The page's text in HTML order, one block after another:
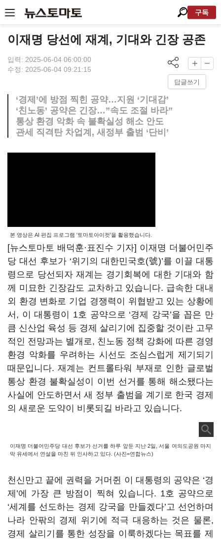
구독
이재명 당선에 재계, 기대와 긴장 공존
입력: 2025-06-04 06:00:00
수정: 2025-06-04 09:21:15
답글쓰기
‘경제’에 방점 찍힌 공약…지원 ‘기대감’
‘친노동’ 공약은 긴장…”속도 조절 바라”
통상 환경 악화 속 불확실성 해소 안도
관세 직격탄 차업계, 새정부 출범 ‘단비’
본 영상은 AI 편집 프로그램 '토마토아이컷'을 활용했습니다.
[뉴스토마토 배덕훈·표진수 기자] 이재명 더불어민주
당 대선 후보가 ‘위기의 대한민국호(號)’를 이끌 대통
령으로 당선되자 재계는 경기회복에 대한 기대와 함
께 미묘한 긴장감도 교차하고 있습니다. 급속한 대내
외 환경 변화로 기업 경쟁력이 위협받고 있는 상황에
서, 이 대통령이 1호 공약으로 ‘경제 강국’을 꼽은 만
큼 신산업 육성 등 경제 살리기에 집중할 것이란 고무
적인 전망과는 별개로, 친노동 정책 강화에 따른 경영
환경 악화를 우려하는 시선도 조심스럽게 제기되기
때문입니다. 재계는 컨트롤타워 부재로 인한 글로벌
통상 환경 불확실성이 이번 선거를 통해 해소됐다는
사실에 안도하면서 새 정부 출범을 계기로 한국 경제
의 새로운 도약이 비롯되길 바라고 있습니다.
이재명 더불어민주당 대선 후보가 선거를 하루 앞둔 지난 2일, 서울 여의도공원 마지
막 유세에서 연설을 마친 뒤 인사하고 있다. (사진=연합뉴스)
천신만고 끝에 권력을 거머쥔 이 대통령의 공약은 ‘경
제 ’에 가장 큰 방점이 찍혀 있습니 다. 1호 공약으로
‘세계를 선도하는 경제 강국을 만들겠다’고 선언하며
나라 안팎의 경제 위기에 적극 대응하는 것은 물론,
경제 살리기를 통한 성장을 이룩하겠다는 목표를 제